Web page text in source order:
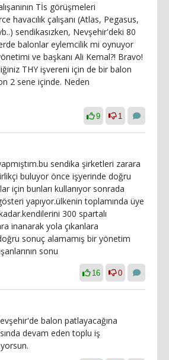
Tİs görüşmeleri
havacılık çalışanı (Atlas, Pegasus,
sendikasızken, Nevşehir'deki 80
balonlar eylemcilik mi oynuyor
ve başkanı Ali Kemal?! Bravo!
THY işvereni için de bir balon
2 sene içinde. Neden
9 1
sendika şirketleri zarara
buluyor önce işyerinde doğru
için bunları kullanıyor sonrada
yapıyor.ülkenin toplamında üye
kadar.kendilerini 300 spartalı
inanarak yola çıkanlara
sonuç alamamış bir yönetim
sonu
16 0
balon patlayacağına
devam eden toplu iş